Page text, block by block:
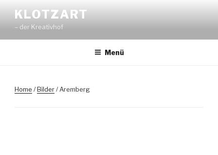
Inhalt
springen
KLOTZART
– der Kreativhof
Menü
Home /Bilder/ Aremberg